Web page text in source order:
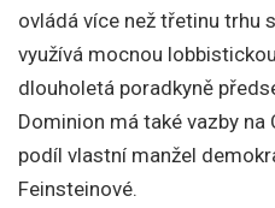
ovládá více než třetinu trhu
využívá mocnou
dlouholetá poradkyně
Dominion má také vazby
podíl vlastní manžel
Feinsteinové.